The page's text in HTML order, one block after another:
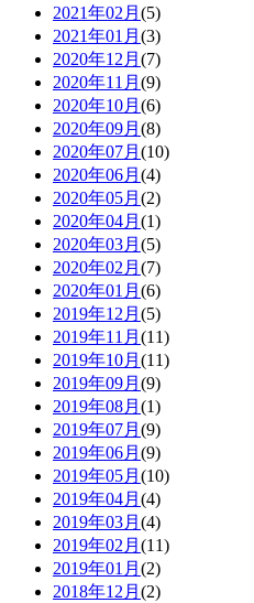
2021年02月 (5)
2021年01月 (3)
2020年12月 (7)
2020年11月 (9)
2020年10月 (6)
2020年09月 (8)
2020年07月 (10)
2020年06月 (4)
2020年05月 (2)
2020年04月 (1)
2020年03月 (5)
2020年02月 (7)
2020年01月 (6)
2019年12月 (5)
2019年11月 (11)
2019年10月 (11)
2019年09月 (9)
2019年08月 (1)
2019年07月 (9)
2019年06月 (9)
2019年05月 (10)
2019年04月 (4)
2019年03月 (4)
2019年02月 (11)
2019年01月 (2)
2018年12月 (2)